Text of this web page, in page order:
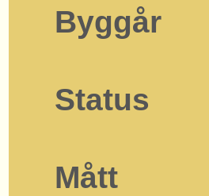
Byggår
Status
Mått